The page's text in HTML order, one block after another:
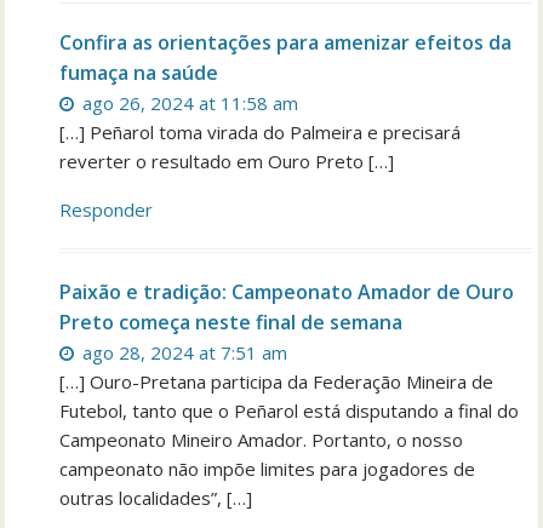
Confira as orientações para amenizar efeitos da
fumaça na saúde
ago 26, 2024 at 11:58 am
[…] Peñarol toma virada do Palmeira e precisará
reverter o resultado em Ouro Preto […]
Responder
Paixão e tradição: Campeonato Amador de Ouro
Preto começa neste final de semana
ago 28, 2024 at 7:51 am
[…] Ouro-Pretana participa da Federação Mineira de
Futebol, tanto que o Peñarol está disputando a final do
Campeonato Mineiro Amador. Portanto, o nosso
campeonato não impõe limites para jogadores de
outras localidades”, […]